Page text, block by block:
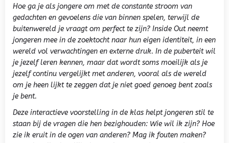
Hoe ga je als jongere om met de constante stroom van
gedachten en gevoelens die van binnen spelen, terwijl de
buitenwereld je vraagt om perfect te zijn? Inside Out neemt
jongeren mee in de zoektocht naar hun eigen identiteit, in een
wereld vol verwachtingen en externe druk. In de puberteit wil
je jezelf leren kennen, maar dat wordt soms moeilijk als je
jezelf continu vergelijkt met anderen, vooral als de wereld
om je heen lijkt te zeggen dat je niet goed genoeg bent zoals
je bent.
Deze interactieve voorstelling in de klas helpt jongeren stil te
staan bij de vragen die hen bezighouden: Wie wil ik zijn? Hoe
zie ik eruit in de ogen van anderen? Mag ik fouten maken?